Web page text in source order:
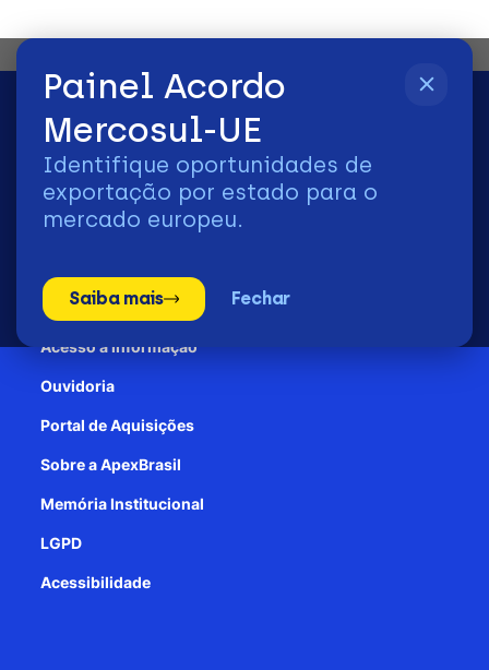
Painel Acordo
Mercosul-UE
Identifique oportunidades de
exportação por estado para o
mercado europeu.
Saiba mais Fechar
2026 | © Todos os Direitos Reservados - ApexBrasil
Patrocínio
Acesso à informação
Ouvidoria
Portal de Aquisições
Sobre a ApexBrasil
Memória Institucional
LGPD
Acessibilidade